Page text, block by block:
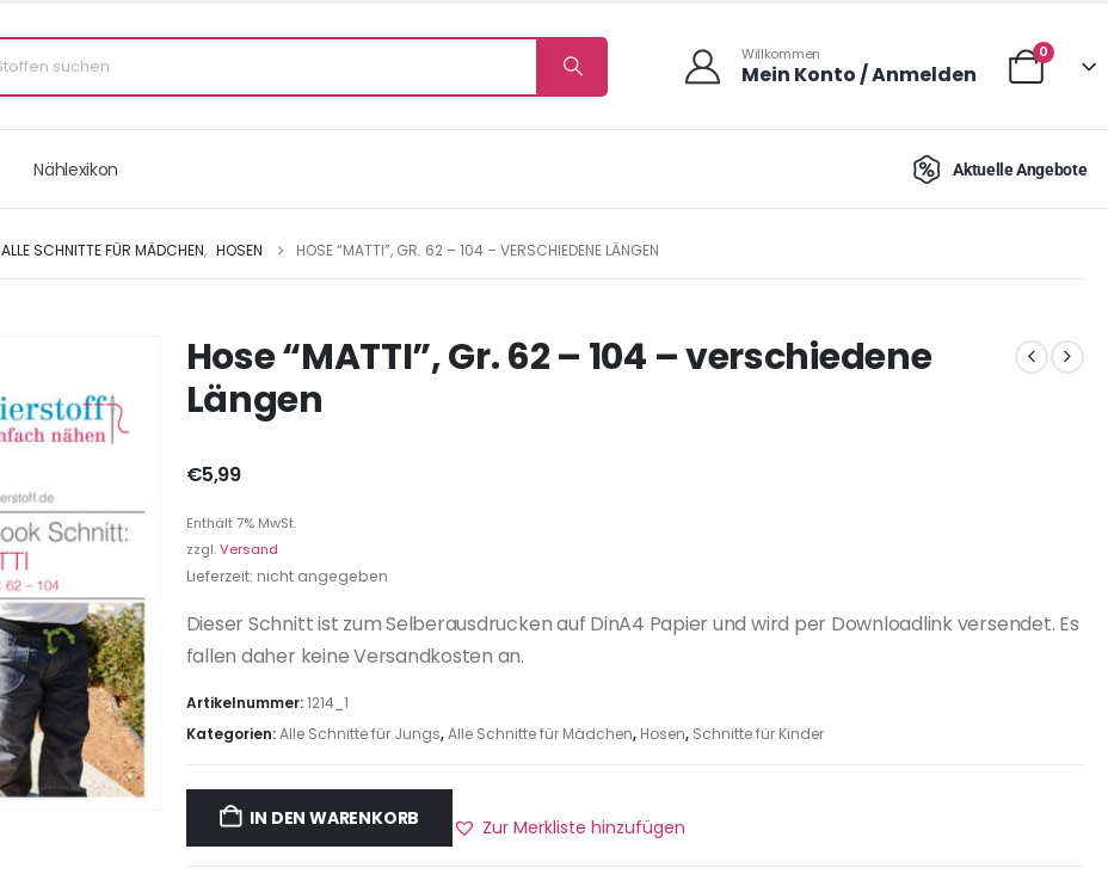
Willkommen
Mein Konto / Anmelden
0
Nählexikon Aktuelle Angebote
ALLE SCHNITTE FÜR MÄDCHEN, HOSEN HOSE “MATTI”, GR. 62 – 104 – VERSCHIEDENE LÄNGEN
Hose “MATTI”, Gr. 62 – 104 – verschiedene
Längen
€5,99
Enthält 7% MwSt.
zzgl.Versand
Lieferzeit: nicht angegeben
Dieser Schnitt ist zum Selberausdrucken auf DinA4 Papier und wird per Downloadlink versendet. Es
fallen daher keine Versandkosten an.
Artikelnummer:1214_1
Kategorien:Alle Schnitte für Jungs,Alle Schnitte für Mädchen, Hosen, Schnitte für Kinder
IN DEN WARENKORB Zur Merkliste hinzufügen